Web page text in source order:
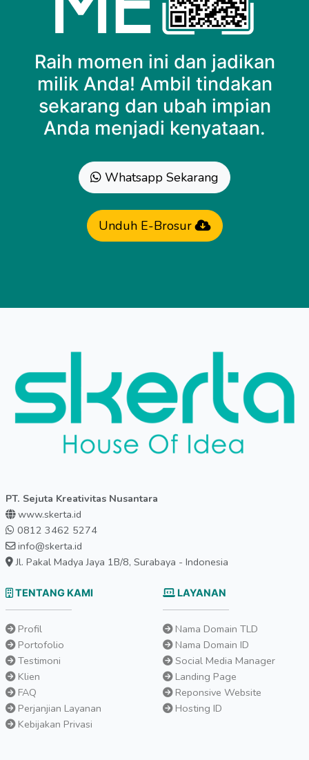
Raih momen ini dan jadikan
milik Anda! Ambil tindakan
sekarang dan ubah impian
Anda menjadi kenyataan.
Whatsapp Sekarang
Unduh E-Brosur
PT. Sejuta Kreativitas Nusantara
www.skerta.id
0812 3462 5274
info@skerta.id
Jl. Pakal Madya Jaya 1B/8, Surabaya - Indonesia
TENTANG KAMI
Profil
Portofolio
Testimoni
Klien
FAQ
Perjanjian Layanan
Kebijakan Privasi
LAYANAN
Nama Domain TLD
Nama Domain ID
Social Media Manager
Landing Page
Reponsive Website
Hosting ID